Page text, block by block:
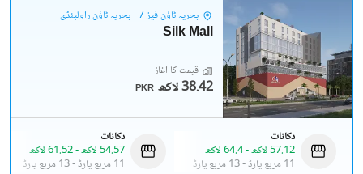
بحریہ ٹاؤن فیز 7 - بحریہ ٹاؤن راولپنڈی
Silk Mall
قیمت کا آغاز
PKR 38.42 لاکھ
دکانات
57.12 لاکھ
-64.4 لاکھ
11 مربع یارڈ
-13 مربع یارڈ
دکانات
54.57 لاکھ
-61.52 لاکھ
11 مربع یارڈ
-13 مربع یارڈ